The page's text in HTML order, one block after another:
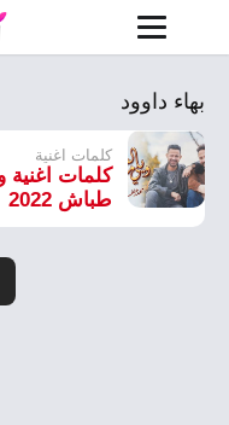
بهاء داوود
كلمات اغنية
كلمات
طباش 2022